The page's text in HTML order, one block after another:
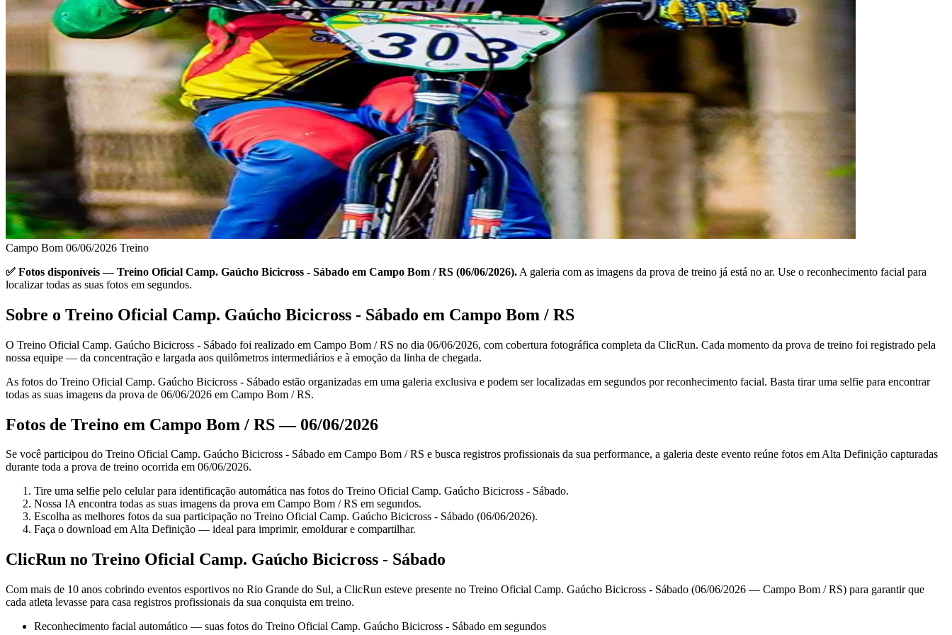
Campo Bom 06/06/2026 Treino
✅ Fotos disponíveis — Treino Oficial Camp. Gaúcho Bicicross - Sábado em Campo Bom / RS (06/06/2026). A galeria com as imagens da prova de treino já está no ar. Use o reconhecimento facial para
localizar todas as suas fotos em segundos.
Sobre o Treino Oficial Camp. Gaúcho Bicicross - Sábado em Campo Bom / RS
O Treino Oficial Camp. Gaúcho Bicicross - Sábado foi realizado em Campo Bom / RS no dia 06/06/2026, com cobertura fotográfica completa da ClicRun. Cada momento da prova de treino foi registrado pela
nossa equipe — da concentração e largada aos quilômetros intermediários e à emoção da linha de chegada.
As fotos do Treino Oficial Camp. Gaúcho Bicicross - Sábado estão organizadas em uma galeria exclusiva e podem ser localizadas em segundos por reconhecimento facial. Basta tirar uma selfie para encontrar
todas as suas imagens da prova de 06/06/2026 em Campo Bom / RS.
Fotos de Treino em Campo Bom / RS — 06/06/2026
Se você participou do Treino Oficial Camp. Gaúcho Bicicross - Sábado em Campo Bom / RS e busca registros profissionais da sua performance, a galeria deste evento reúne fotos em Alta Definição capturadas
durante toda a prova de treino ocorrida em 06/06/2026.
Tire uma selfie pelo celular para identificação automática nas fotos do Treino Oficial Camp. Gaúcho Bicicross - Sábado.
Nossa IA encontra todas as suas imagens da prova em Campo Bom / RS em segundos.
Escolha as melhores fotos da sua participação no Treino Oficial Camp. Gaúcho Bicicross - Sábado (06/06/2026).
Faça o download em Alta Definição — ideal para imprimir, emoldurar e compartilhar.
ClicRun no Treino Oficial Camp. Gaúcho Bicicross - Sábado
Com mais de 10 anos cobrindo eventos esportivos no Rio Grande do Sul, a ClicRun esteve presente no Treino Oficial Camp. Gaúcho Bicicross - Sábado (06/06/2026 — Campo Bom / RS) para garantir que
cada atleta levasse para casa registros profissionais da sua conquista em treino.
Reconhecimento facial automático — suas fotos do Treino Oficial Camp. Gaúcho Bicicross - Sábado em segundos